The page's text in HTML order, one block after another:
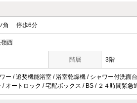
角 停歩6分
西
階層 3階
ー / 追焚機能浴室 / 浴室乾燥機 / シャワー付洗面
/ オートロック / 宅配ボックス / BS / ２４時間緊